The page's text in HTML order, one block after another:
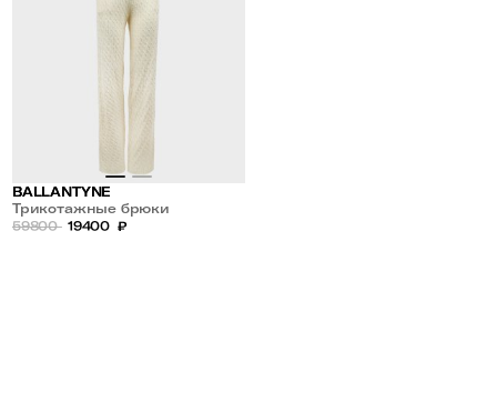
BALLANTYNE
Трикотажные брюки
59800 19400 ₽